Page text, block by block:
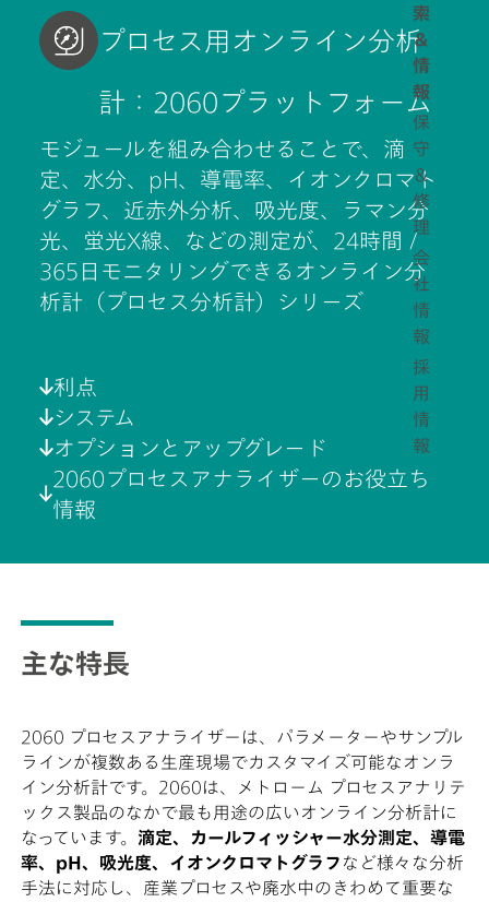
索
＆
情
報
保
守
＆
修
理
会
社
情
報
採
用
情
報
プロセス用オンライン分析
計：2060プラットフォーム
モジュールを組み合わせることで、滴
定、水分、pH、導電率、イオンクロマト
グラフ、近赤外分析、吸光度、ラマン分
光、蛍光X線、などの測定が、24時間 /
365日モニタリングできるオンライン分
析計（プロセス分析計）シリーズ
利点
システム
オプションとアップグレード
2060プロセスアナライザーのお役立ち
情報
主な特長
2060 プロセスアナライザーは、パラメーターやサンプル
ラインが複数ある生産現場でカスタマイズ可能なオンラ
イン分析計です。2060は、メトローム プロセスアナリテ
ックス製品のなかで最も用途の広いオンライン分析計に
なっています。 滴定、カールフィッシャー水分測定、導電
率、pH、吸光度、イオンクロマトグラフ など様々な分析
手法に対応し、産業プロセスや廃水中のきわめて重要な